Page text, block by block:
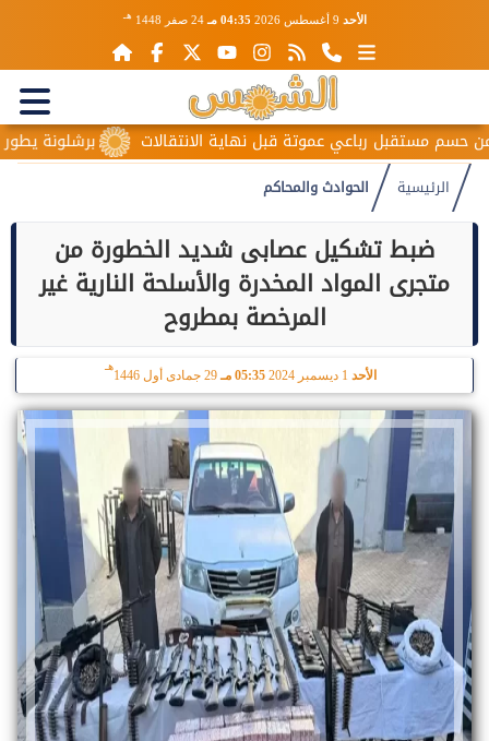
الأحد 04:35 مـ 24 صفر 1448 هـ
برشلونة يطور مستقبل رباعي عموتة قبل نهاية الانتقالات
الرئيسية الحوادث والمحاكم
ضبط تشكيل عصابى شديد الخطورة من
متجرى المواد المخدرة والأسلحة النارية غير
المرخصة بمطروح
الأحد 05:35 مـ 29 جمادى أول 1446
هـ